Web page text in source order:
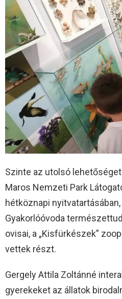
Szinte az utolsó
Maros Nemzeti Park
hétköznapi nyitvatartásában,
Gyakorlóóvoda
ovisai, a „Kisfürkészek”
vettek részt.
Gergely Attila Zoltánné
gyerekeket az állatok